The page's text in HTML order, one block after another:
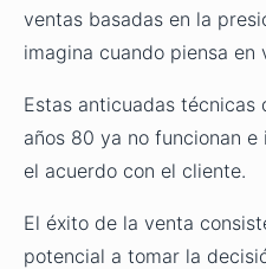
ventas basadas en la
imagina cuando piensa en
Estas anticuadas
años 80 ya no funcionan
el acuerdo con el cliente.
El éxito de la venta
potencial a tomar la